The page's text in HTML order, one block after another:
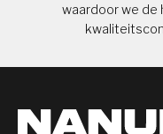
waardoor we de